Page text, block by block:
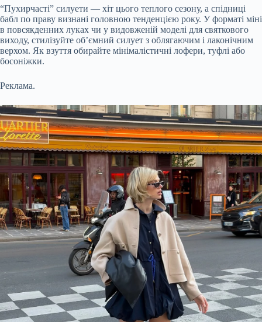
“Пухирчасті” силуети — хіт цього теплого сезону, а спідниці
бабл по праву визнані головною тенденцією року. У форматі міні
в повсякденних луках чи у видовженій моделі для святкового
виходу, стилізуйте об’ємний силует з облягаючим і лаконічним
верхом. Як взуття обирайте мінімалістичні лофери, туфлі або
босоніжки.
Реклама.